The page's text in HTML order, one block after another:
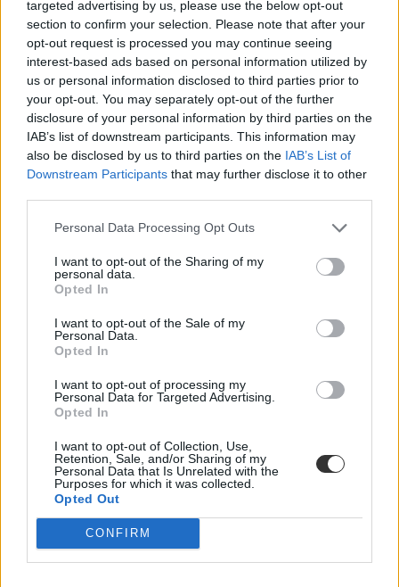
targeted advertising by us, please use the below opt-out
section to confirm your selection. Please note that after your
opt-out request is processed you may continue seeing
interest-based ads based on personal information utilized by
us or personal information disclosed to third parties prior to
your opt-out. You may separately opt-out of the further
disclosure of your personal information by third parties on the
IAB’s list of downstream participants. This information may
also be disclosed by us to third parties on the IAB’s List of
Downstream Participants that may further disclose it to other
Personal Data Processing Opt Outs
I want to opt-out of the Sharing of my
personal data.
Opted In
I want to opt-out of the Sale of my
Personal Data.
Opted In
I want to opt-out of processing my
Personal Data for Targeted Advertising.
Opted In
I want to opt-out of Collection, Use,
Retention, Sale, and/or Sharing of my
Personal Data that Is Unrelated with the
Purposes for which it was collected.
Opted Out
CONFIRM
egyetemi felvételi
felvételi 2022
ügyintézési időszak